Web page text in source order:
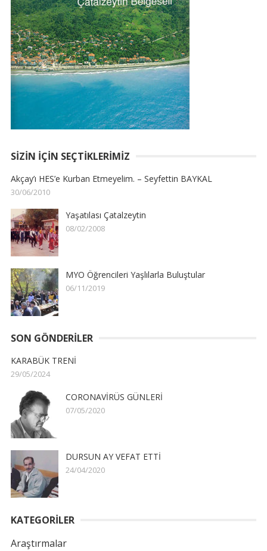
SIZIN İÇIN SEÇTIKLERIMIZ
Akçay’ı HES’e Kurban Etmeyelim. – Seyfettin BAYKAL
30/06/2010
Yaşatılası Çatalzeytin
08/02/2008
MYO Öğrencileri Yaşlılarla Buluştular
06/11/2019
SON GÖNDERILER
KARABÜK TRENİ
29/05/2024
CORONAVİRÜS GÜNLERİ
07/05/2020
DURSUN AY VEFAT ETTİ
24/04/2020
KATEGORİLER
Araştırmalar